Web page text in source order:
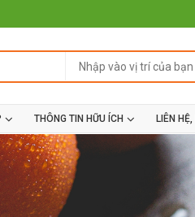
THÔNG TIN HỮU ÍCH LIÊN